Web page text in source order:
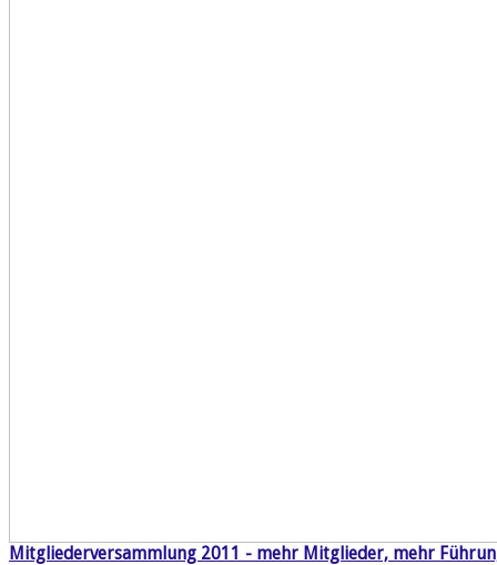
Mitgliederversammlung 2011 - mehr Mitglieder, mehr